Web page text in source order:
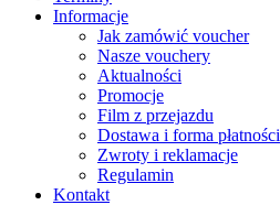
Informacje
Jak zamówić voucher
Nasze vouchery
Aktualności
Promocje
Film z przejazdu
Dostawa i forma płatności
Zwroty i reklamacje
Regulamin
Kontakt